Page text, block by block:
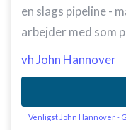
en slags pipeline -
arbejder med som
vh John Hannover
Venligst John Hannover -